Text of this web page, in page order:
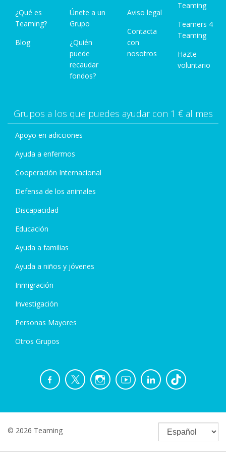
¿Qué es
Teaming?
Blog
Únete a un
Grupo
¿Quién
puede
recaudar
fondos?
Aviso legal
Contacta
con
nosotros
Teaming
Teamers 4
Teaming
Hazte
voluntario
Grupos a los que puedes ayudar con 1 € al mes
Apoyo en adicciones
Ayuda a enfermos
Cooperación Internacional
Defensa de los animales
Discapacidad
Educación
Ayuda a familias
Ayuda a niños y jóvenes
Inmigración
Investigación
Personas Mayores
Otros Grupos
© 2026 Teaming